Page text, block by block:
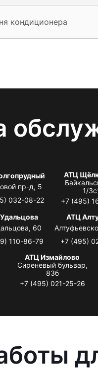
кондиционера
пр-д, 5
032-08-22
АТЦ
1/
+7 (495)
60
110-86-79
АТЦ
+7 (495)
АТЦ Измайлово
Сиреневый бульвар,
83б
+7 (495) 021-25-26